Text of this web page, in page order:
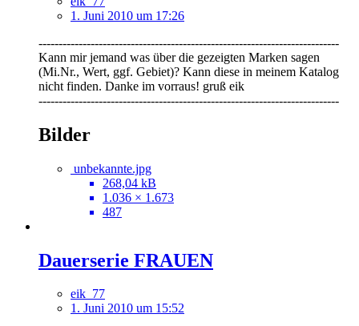
1. Juni 2010 um 17:26
---------------------------------------------------------------------------
Kann mir jemand was über die gezeigten Marken sagen
(Mi.Nr., Wert, ggf. Gebiet)? Kann diese in meinem Katalog
nicht finden. Danke im vorraus! gruß eik
---------------------------------------------------------------------------
Bilder
unbekannte.jpg
268,04 kB
1.036 × 1.673
487
Dauerserie FRAUEN
eik_77
1. Juni 2010 um 15:52